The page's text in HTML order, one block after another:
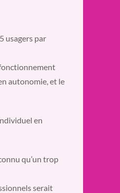
usagers par
autonomie, et le
en
qu’un trop
serait